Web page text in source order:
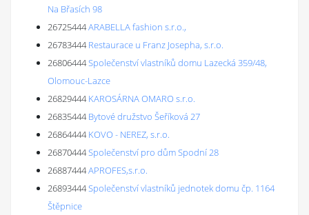
Na Břasích 98
26725444ARABELLA fashion s.r.o.,
26783444 Restaurace u Franz Josepha, s.r.o.
26806444Společenství vlastníků domu Lazecká 359/48,
Olomouc-Lazce
26829444 KAROSÁRNA OMARO s.r.o.
26835444 Bytové družstvo Šeříková 27
26864444 KOVO - NEREZ, s.r.o.
26870444Společenství pro dům Spodní 28
26887444APROFES,s.r.o.
26893444Společenství vlastníků jednotek domu čp. 1164
Štěpnice